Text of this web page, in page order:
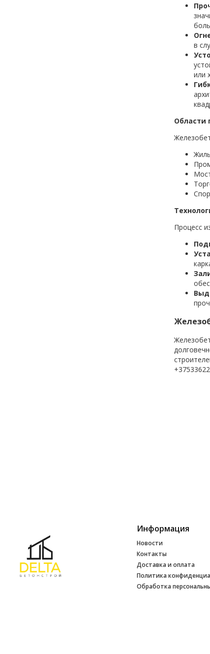
в
или
Области
Процесс
Информация
Новости
Контакты
Доставка и оплата
Политика
Обработка